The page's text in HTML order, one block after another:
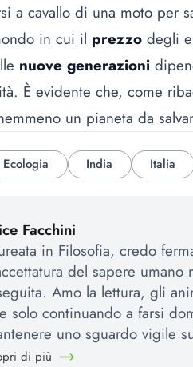
a cavallo di una moto per
in cui il prezzo degli
nuove generazioni
È evidente che, come
un pianeta da
Ecologia India Italia
Facchini
in Filosofia, credo
del sapere umano
Amo la lettura, gli
solo continuando a farsi
uno sguardo vigile
di più